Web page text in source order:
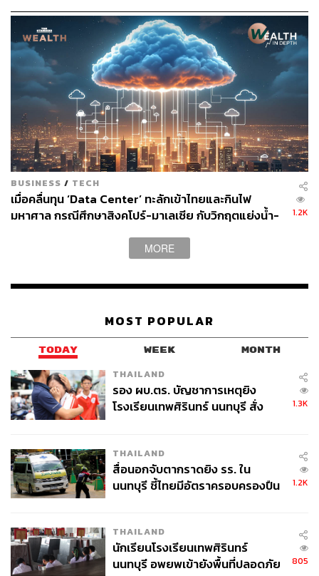
สิงคโปร์ 357,540 ล้านบาท 305 โครงการ
จีน 174,638 ล้านบาท 810 โครงการ
ฮ่องกง 82,266 ล้านบาท 177 โครงการ
ไต้หวัน 49,967 ล้านบาท 126 โครงการ
ญี่ปุ่น 49,148 ล้านบาท 271 โครงการ
สำหรับสหรัฐอเมริกามีเงินลงทุน 25,739 ล้านบาท 66
โครงการ แต่หากนับรวมตัวเลขที่ลงทุนผ่านสิงคโปร์แล้วจะมี
มูลค่ารวมกว่า 7 หมื่นล้านบาท เนื่องจากการลงทุนของ
สิงคโปร์ที่สูงขึ้นมาก เกิดจากการลงทุนขนาดใหญ่ของบริษัท
ที่มีบริษัทแม่สัญชาติจีนและอเมริกา
ส่วนในแง่พื้นที่ เงินลงทุนส่วนใหญ่อยู่ในพื้นที่ภาคตะวันออก
573,066 ล้านบาท รองลงมา ได้แก่ ภาคกลาง 392,267 ล้าน
42,525 ล้านบาท ภาคใต้ 37,215 ล้านบาท และภาคตะวันตก
สำหรับสถิติการออกบัตรส่งเสริม หลังจากที่ BOI อนุมัติ
โครงการแล้ว บริษัทต้องมายื่นเอกสารด้านการเงินและการ
จัดตั้งบริษัทเพื่อออกบัตรส่งเสริม ซึ่งเป็นขั้นตอนที่ใกล้เคียง
การลงทุนจริงมากที่สุด โดยในปี 2567 มีการออกบัตรส่งเสริม
จำนวน 2,678 โครงการ เพิ่มขึ้น 47% เงินลงทุน 846,461
หน้าจะมีเม็ดเงินลงทุนจริงจำนวนมากเกิดขึ้นในระบบ
เศรษฐกิจ
“ท่ามกลางสถานการณ์ที่ท้าทายจากสงครามการค้าและ
แข็งในการเป็นแหล่งรองรับการลงทุนที่มีความเป็นกลางและ
น่าเชื่อถือของภูมิภาค โดยมหาอำนาจทั้งจีนและ
สหรัฐอเมริกาได้เพิ่มการลงทุนในไทยอย่างต่อเนื่อง รวมถึง
BUSINESS / TECH
เมื่อคลื่นทุน ‘Data Center’ ทะลักเข้าไทยและกินไฟ
มหาศาล กรณีศึกษาสิงคโปร์-มาเลเซีย กับวิกฤตแย่งน้ำ-
1.2K
MORE
MOST POPULAR
TODAY WEEK MONTH
THAILAND
รอง ผบ.ตร. บัญชาการเหตุยิง
โรงเรียนเทพศิรินทร์ นนทบุรี สั่ง
1.3K
THAILAND
สื่อนอกจับตากราดยิง รร. ใน
นนทบุรี ชี้ไทยมีอัตราครอบครองปืน
1.2K
THAILAND
นักเรียนโรงเรียนเทพศิรินทร์
นนทบุรี อพยพเข้ายังพื้นที่ปลอดภัย
805